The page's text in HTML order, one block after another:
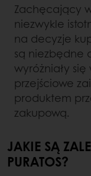
Zachęcający
niezwykle
na decyzje
są niezbędne
wyróżniały
przejściowe
produktem
zakupową.
JAKIE SĄ
PURATOS?